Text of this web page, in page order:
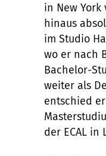
in New
hinaus
im Studio
wo er nach
Bachelor-
weiter als
entschied
der ECAL in